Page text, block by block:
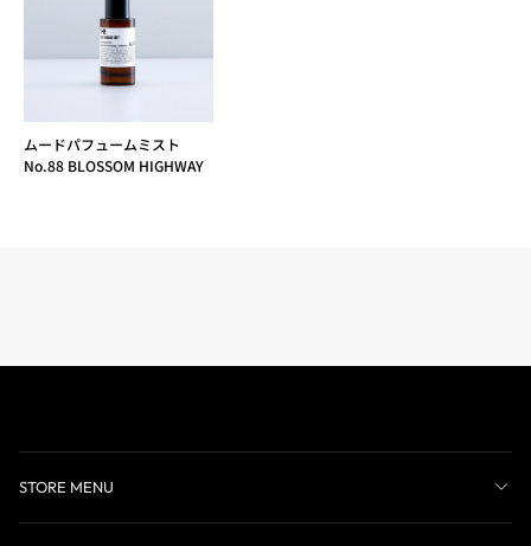
ムードパフュームミスト
No.88 BLOSSOM HIGHWAY
STORE MENU